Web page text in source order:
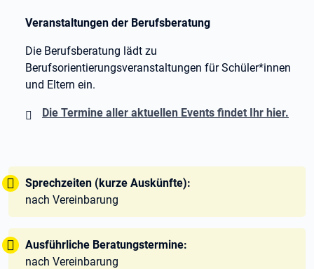
Veranstaltungen der Berufsberatung
Die Berufsberatung lädt zu
Berufsorientierungsveranstaltungen für Schüler*innen
und Eltern ein.
Die Termine aller aktuellen Events findet Ihr hier.
Tipp:
Sprechzeiten (kurze Auskünfte):
nach Vereinbarung
Tipp:
Ausführliche Beratungstermine:
nach Vereinbarung